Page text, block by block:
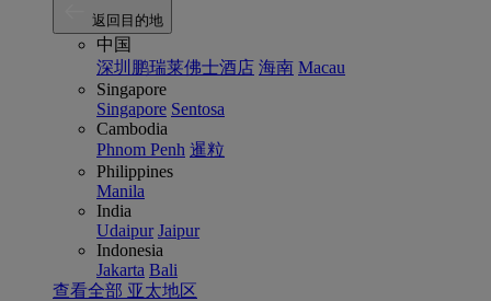
返回目的地
中国
深圳鹏瑞莱佛士酒店 海南 Macau
Singapore
Singapore Sentosa
Cambodia
Phnom Penh 暹粒
Philippines
Manila
India
Udaipur Jaipur
Indonesia
Jakarta Bali
查看全部 亚太地区